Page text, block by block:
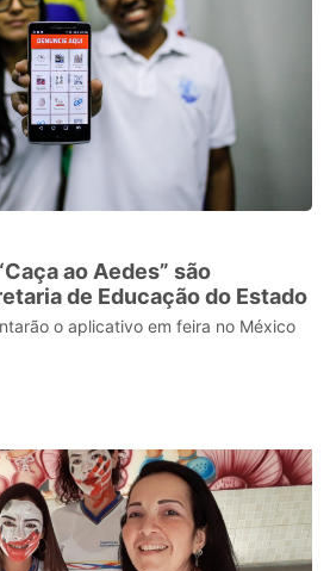
ao Aedes” são
de Educação do Estado
o aplicativo em feira no México